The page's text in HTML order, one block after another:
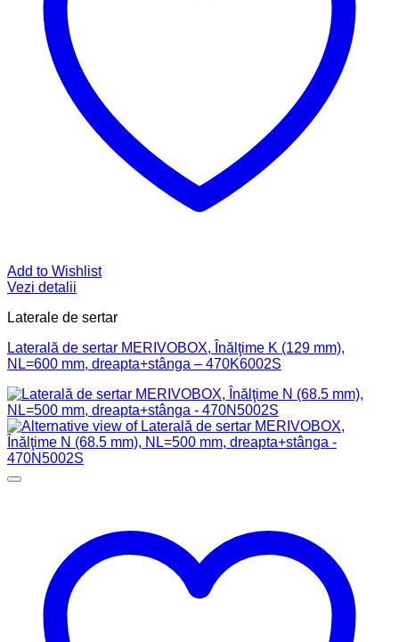
Add to Wishlist
Vezi detalii
Laterale de sertar
Laterală de sertar MERIVOBOX, Înălţime K (129 mm),
NL=600 mm, dreapta+stânga – 470K6002S